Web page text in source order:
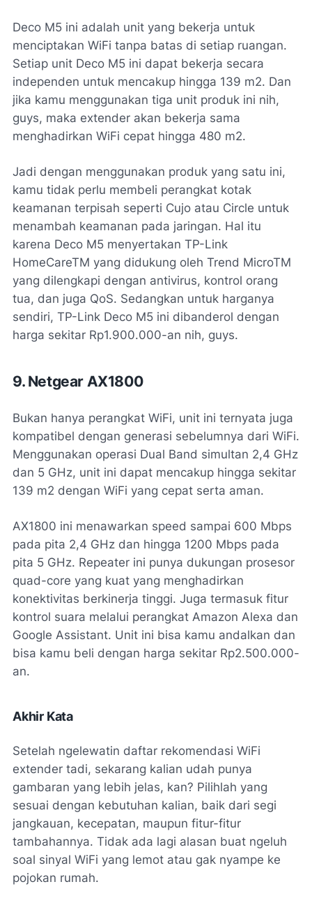
Deco M5 ini adalah unit yang bekerja untuk
menciptakan WiFi tanpa batas di setiap ruangan.
Setiap unit Deco M5 ini dapat bekerja secara
independen untuk mencakup hingga 139 m2. Dan
jika kamu menggunakan tiga unit produk ini nih,
guys, maka extender akan bekerja sama
menghadirkan WiFi cepat hingga 480 m2.
Jadi dengan menggunakan produk yang satu ini,
kamu tidak perlu membeli perangkat kotak
keamanan terpisah seperti Cujo atau Circle untuk
menambah keamanan pada jaringan. Hal itu
karena Deco M5 menyertakan TP-Link
HomeCareTM yang didukung oleh Trend MicroTM
yang dilengkapi dengan antivirus, kontrol orang
tua, dan juga QoS. Sedangkan untuk harganya
sendiri, TP-Link Deco M5 ini dibanderol dengan
harga sekitar Rp1.900.000-an nih, guys.
9. Netgear AX1800
Bukan hanya perangkat WiFi, unit ini ternyata juga
kompatibel dengan generasi sebelumnya dari WiFi.
Menggunakan operasi Dual Band simultan 2,4 GHz
dan 5 GHz, unit ini dapat mencakup hingga sekitar
139 m2 dengan WiFi yang cepat serta aman.
AX1800 ini menawarkan speed sampai 600 Mbps
pada pita 2,4 GHz dan hingga 1200 Mbps pada
pita 5 GHz. Repeater ini punya dukungan prosesor
quad-core yang kuat yang menghadirkan
konektivitas berkinerja tinggi. Juga termasuk fitur
kontrol suara melalui perangkat Amazon Alexa dan
Google Assistant. Unit ini bisa kamu andalkan dan
bisa kamu beli dengan harga sekitar Rp2.500.000-
an.
Akhir Kata
Setelah ngelewatin daftar rekomendasi WiFi
extender tadi, sekarang kalian udah punya
gambaran yang lebih jelas, kan? Pilihlah yang
sesuai dengan kebutuhan kalian, baik dari segi
jangkauan, kecepatan, maupun fitur-fitur
tambahannya. Tidak ada lagi alasan buat ngeluh
soal sinyal WiFi yang lemot atau gak nyampe ke
pojokan rumah.